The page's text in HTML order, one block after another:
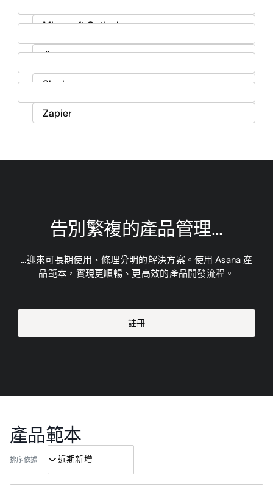
告別繁複的產品管理...
...迎來可長期使用、條理分明的解決方案。使用 Asana 產
品範本，實現更順暢、更高效的產品開發流程。
註冊
產品範本
排序依據